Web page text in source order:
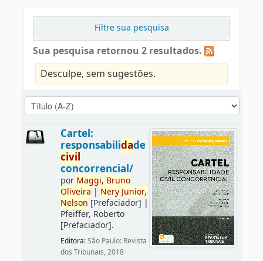
Filtre sua pesquisa
Sua pesquisa retornou 2 resultados.
Desculpe, sem sugestões.
Cartel:
responsabilidade
civil
concorrencial/
por Maggi, Bruno
Oliveira | Nery Junior,
Nelson [Prefaciador] |
Pfeiffer, Roberto
[Prefaciador].
Editora:São Paulo: Revista
dos Tribunais, 2018